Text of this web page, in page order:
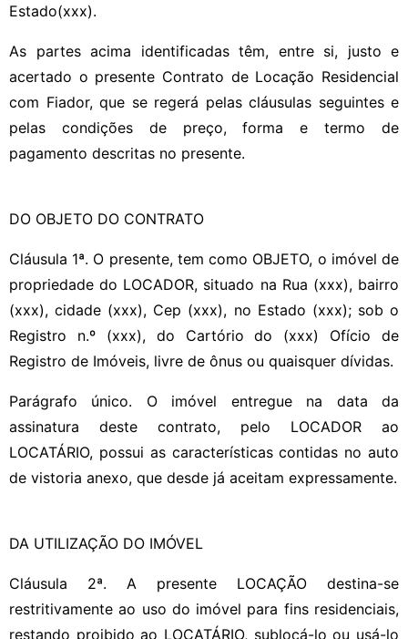
Estado(xxx).
As partes acima identificadas têm, entre si, justo e
acertado o presente Contrato de Locação Residencial
com Fiador, que se regerá pelas cláusulas seguintes e
pelas condições de preço, forma e termo de
pagamento descritas no presente.
DO OBJETO DO CONTRATO
Cláusula 1ª. O presente, tem como OBJETO, o imóvel de
propriedade do LOCADOR, situado na Rua (xxx), bairro
(xxx), cidade (xxx), Cep (xxx), no Estado (xxx); sob o
Registro n.º (xxx), do Cartório do (xxx) Ofício de
Registro de Imóveis, livre de ônus ou quaisquer dívidas.
Parágrafo único. O imóvel entregue na data da
assinatura deste contrato, pelo LOCADOR ao
LOCATÁRIO, possui as características contidas no auto
de vistoria anexo, que desde já aceitam expressamente.
DA UTILIZAÇÃO DO IMÓVEL
Cláusula 2ª. A presente LOCAÇÃO destina-se
restritivamente ao uso do imóvel para fins residenciais,
restando proibido ao LOCATÁRIO, sublocá-lo ou usá-lo